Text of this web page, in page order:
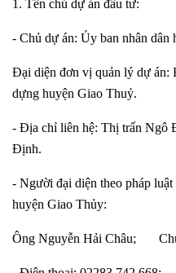
1. Tên chủ dự án đầu tư:
- Chủ dự án: Ủy ban nhân dân
Đại diện đơn vị quản lý dự án:
dựng huyện Giao Thuỷ.
- Địa chỉ liên hệ: Thị trấn Ngô
Định.
- Người đại diện theo pháp
huyện Giao Thủy:
Ông Nguyễn Hải Châu;